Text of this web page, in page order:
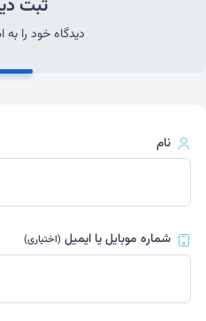
ثبت
دیدگاه خود را به
نام
شماره موبایل یا ایمیل(اختیاری)